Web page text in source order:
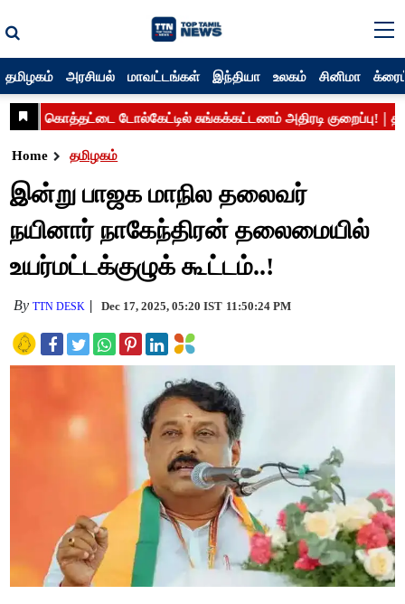
தமிழகம் அரசியல் மாவட்டங்கள் இந்தியா உலகம் சினிமா
Home தமிழகம்
இன்று பாஜக மாநில தலைவர்
நயினார் நாகேந்திரன் தலைமையில்
உயர்மட்டக்குழுக் கூட்டம்..!
ByTTN DESK Dec 17, 2025, 05:20 IST 11:50:24 PM